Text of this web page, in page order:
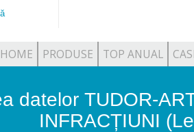
HOME PRODUSE TOP ANUAL
datelor TUDOR-
INFRACȚIUNI